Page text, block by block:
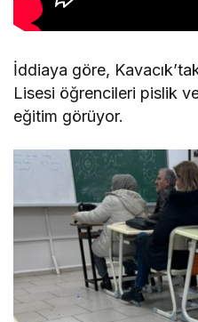
İddiaya göre,
Lisesi öğrencileri pislik ve
eğitim görüyor.